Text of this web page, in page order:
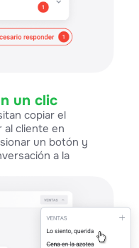
un clic
copiar el
al cliente en
un botón y
a la